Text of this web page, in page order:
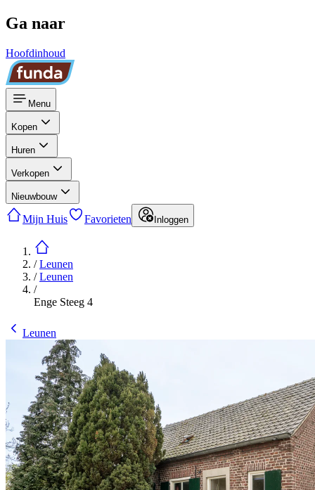
Ga naar
Hoofdinhoud
Menu
Kopen
Huren
Verkopen
Nieuwbouw
Mijn Huis Favorieten Inloggen
/Leunen
/Leunen
/
Enge Steeg 4
Leunen